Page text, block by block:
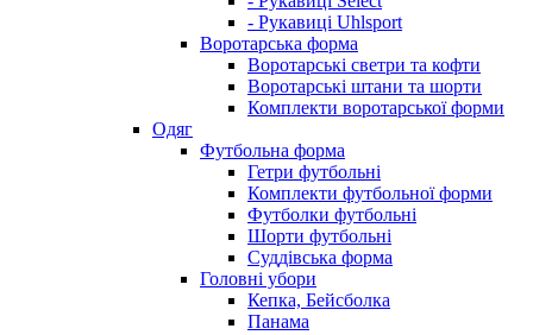
- Рукавиці Uhlsport
Воротарська форма
Воротарські светри та кофти
Воротарські штани та шорти
Комплекти воротарської форми
Одяг
Футбольна форма
Гетри футбольні
Комплекти футбольної форми
Футболки футбольні
Шорти футбольні
Суддівська форма
Головні убори
Кепка, Бейсболка
Панама